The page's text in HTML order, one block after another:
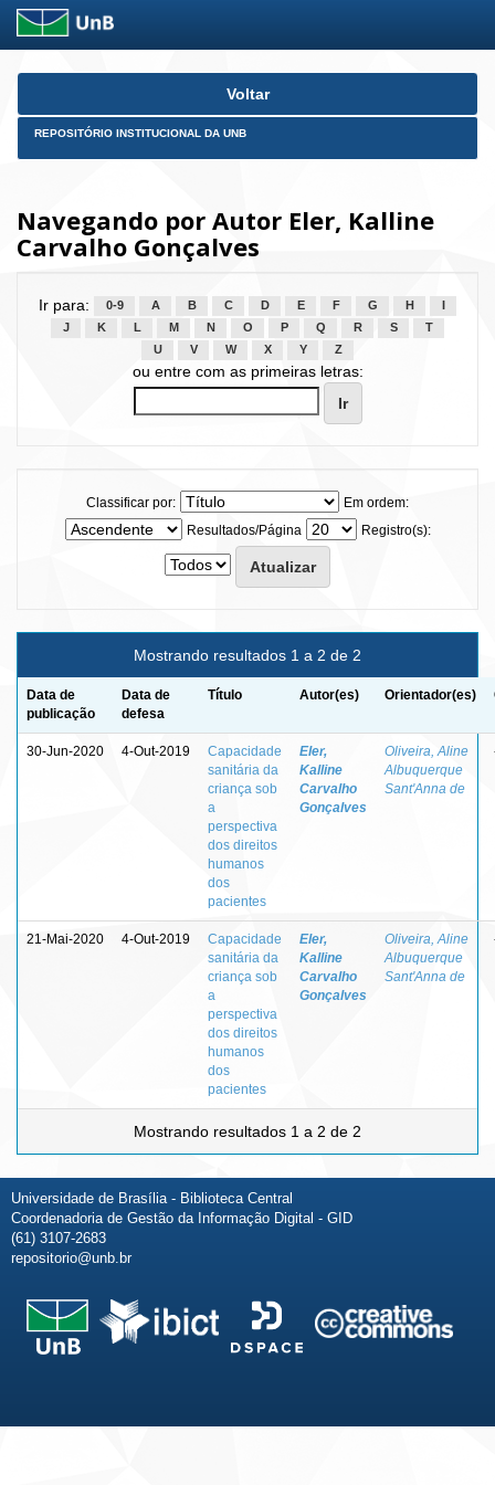
Skip
Voltar
REPOSITÓRIO INSTITUCIONAL DA UNB
Navegando por Autor Eler, Kalline
Carvalho Gonçalves
Ir para: 0-9 A B C D E F G H
J
K L M N O P Q R S
T
U
V W X Y Z
ou entre com as primeiras letras:
Classificar por:
Em ordem:
Resultados/Página
Registro(s):
Mostrando resultados 1 a 2 de 2
Data de
publicação
Data de
defesa
Título Autor(es) Orientador(es)
30-Jun-2020 4-Out-2019
Capacidade
sanitária da
criança sob
a
perspectiva
dos direitos
humanos
dos
pacientes
Eler,
Kalline
Carvalho
Gonçalves
Oliveira, Aline
Albuquerque
Sant'Anna de
21-Mai-2020 4-Out-2019
Capacidade
sanitária da
criança sob
a
perspectiva
dos direitos
humanos
dos
pacientes
Eler,
Kalline
Carvalho
Gonçalves
Oliveira, Aline
Albuquerque
Sant'Anna de
Mostrando resultados 1 a 2 de 2
Universidade de Brasília - Biblioteca Central
Coordenadoria de Gestão da Informação Digital - GID
(61) 3107-2683
repositorio@unb.br